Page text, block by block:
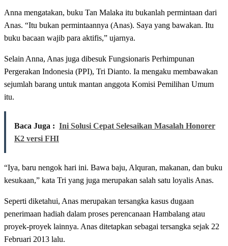
Anna mengatakan, buku Tan Malaka itu bukanlah permintaan dari
Anas. “Itu bukan permintaannya (Anas). Saya yang bawakan. Itu
buku bacaan wajib para aktifis,” ujarnya.
Selain Anna, Anas juga dibesuk Fungsionaris Perhimpunan
Pergerakan Indonesia (PPI), Tri Dianto. Ia mengaku membawakan
sejumlah barang untuk mantan anggota Komisi Pemilihan Umum
itu.
Baca Juga : Ini Solusi Cepat Selesaikan Masalah Honorer
K2 versi FHI
“Iya, baru nengok hari ini. Bawa baju, Alquran, makanan, dan buku
kesukaan,” kata Tri yang juga merupakan salah satu loyalis Anas.
Seperti diketahui, Anas merupakan tersangka kasus dugaan
penerimaan hadiah dalam proses perencanaan Hambalang atau
proyek-proyek lainnya. Anas ditetapkan sebagai tersangka sejak 22
Februari 2013 lalu.